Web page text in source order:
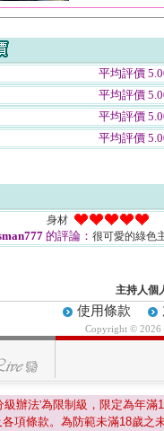
平均評價
平均評價
平均評價
平均評價
身材
的評論： 很可愛的綠色
主持人個
使用條款
Copyright ©
級辦法'為限制級，限定為年滿
項條款。為防範未滿18歲之